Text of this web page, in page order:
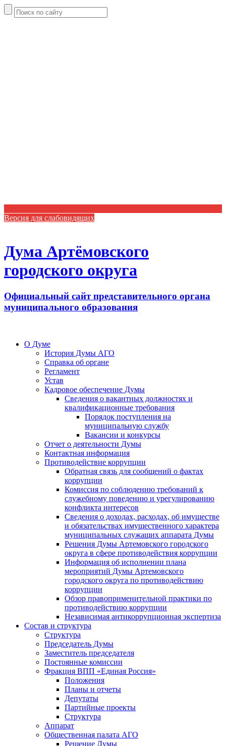
Версия для слабовидящих
Дума Артёмовского
городского округа
Официальный сайт представительного органа
муниципального образования
О Думе
История Думы АГО
Справка об органе
Регламент
Устав
Кадровое обеспечение Думы
Сведения о вакантных должностях и
квалификационные требования
Порядок поступления на
муниципальную службу
Вакансии и конкурсы
Отчет о деятельности Думы
Контактная информация
Противодействие коррупции
Обратная связь для сообщений о фактах
коррупции
Комиссия по соблюдению требований к
служебному поведению и урегулированию
конфликта интересов
Сведения о доходах, расходах, об имуществе
и обязательствах имущественного характера
муниципальных служащих аппарата Думы
Решения Думы Артемовского городского
округа в сфере противодействия коррупции
Информация об исполнении плана
мероприятий Думы Артемовского
городского округа по противодействию
коррупции
Обзор правоприменительной практики по
противодействию коррупции
Независимая антикоррупционная экспертиза
Состав и структура
Структура
Председатель Думы
Заместитель председателя
Постоянные комиссии
Фракция ВПП «Единая Россия»
Положения
Планы и отчеты
Депутаты
Партийные проекты
Структура
Аппарат
Общественная палата АГО
Решение Думы